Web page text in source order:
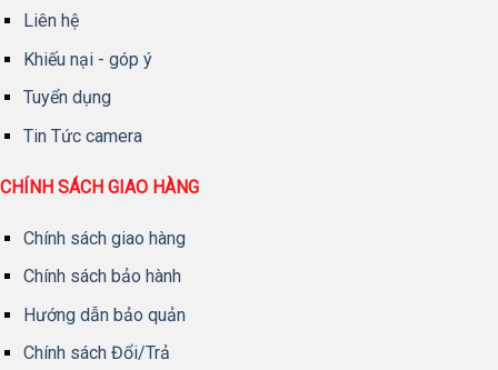
Liên hệ
Khiếu nại - góp ý
Tuyển dụng
Tin Tức camera
CHÍNH SÁCH GIAO HÀNG
Chính sách giao hàng
Chính sách bảo hành
Hướng dẫn bảo quản
Chính sách Đổi/Trả